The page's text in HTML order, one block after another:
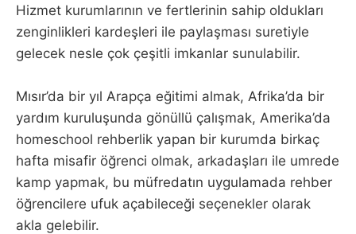
Hizmet kurumlarının ve fertlerinin sahip oldukları
zenginlikleri kardeşleri ile paylaşması suretiyle
gelecek nesle çok çeşitli imkanlar sunulabilir.
Mısır’da bir yıl Arapça eğitimi almak, Afrika’da bir
yardım kuruluşunda gönüllü çalışmak, Amerika’da
homeschool rehberlik yapan bir kurumda birkaç
hafta misafir öğrenci olmak, arkadaşları ile umrede
kamp yapmak, bu müfredatın uygulamada rehber
öğrencilere ufuk açabileceği seçenekler olarak
akla gelebilir.